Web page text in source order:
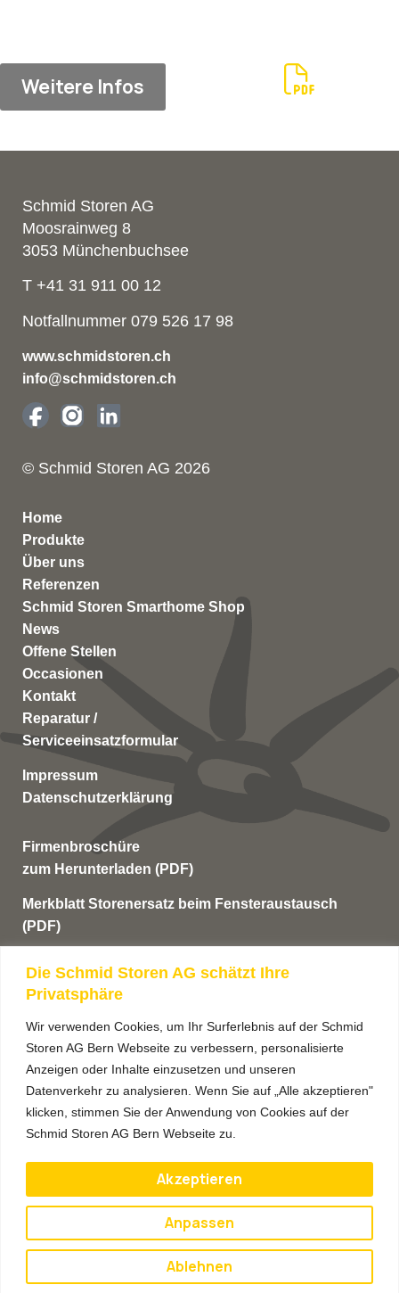
Die Schmid Storen AG schätzt Ihre
Privatsphäre
Wir verwenden Cookies, um Ihr Surferlebnis auf der Schmid
Storen AG Bern Webseite zu verbessern, personalisierte
Anzeigen oder Inhalte einzusetzen und unseren
Datenverkehr zu analysieren. Wenn Sie auf „Alle akzeptieren"
klicken, stimmen Sie der Anwendung von Cookies auf der
Schmid Storen AG Bern Webseite zu.
Anpassen
Ablehnen
Akzeptieren
Weitere Infos
Schmid Storen AG
Moosrainweg 8
3053 Münchenbuchsee
T +41 31 911 00 12
Notfallnummer 079 526 17 98
www.schmidstoren.ch
info@schmidstoren.ch
© Schmid Storen AG 2026
Home
Produkte
Über uns
Referenzen
Schmid Storen Smarthome Shop
News
Offene Stellen
Occasionen
Kontakt
Reparatur /
Serviceeinsatzformular
Impressum
Datenschutzerklärung
Firmenbroschüre
zum Herunterladen (PDF)
Merkblatt Storenersatz beim Fensteraustausch
(PDF)
Anmeldung Newsletter